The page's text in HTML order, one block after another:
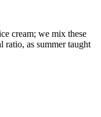
cream; we mix these
ratio, as summer taught